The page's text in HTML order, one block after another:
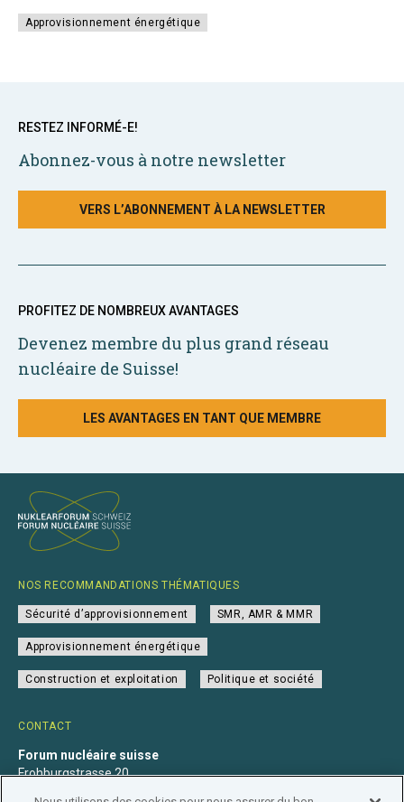
Approvisionnement énergétique
RESTEZ INFORMÉ-E!
Abonnez-vous à notre newsletter
VERS L’ABONNEMENT À LA NEWSLETTER
PROFITEZ DE NOMBREUX AVANTAGES
Devenez membre du plus grand réseau
nucléaire de Suisse!
LES AVANTAGES EN TANT QUE MEMBRE
CONTACT
Forum nucléaire suisse
Frohburgstrasse 20
NOS RECOMMANDATIONS THÉMATIQUES
Sécurité d’approvisionnement SMR, AMR & MMR
Approvisionnement énergétique
Construction et exploitation Politique et société